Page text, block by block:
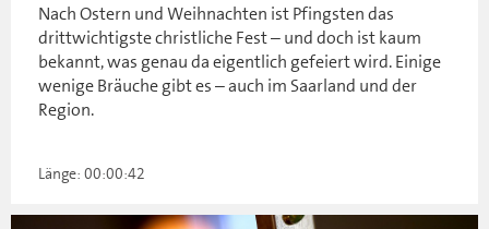
Nach Ostern und Weihnachten ist Pfingsten das
drittwichtigste christliche Fest – und doch ist kaum
bekannt, was genau da eigentlich gefeiert wird. Einige
wenige Bräuche gibt es – auch im Saarland und der
Region.
Länge: 00:00:42